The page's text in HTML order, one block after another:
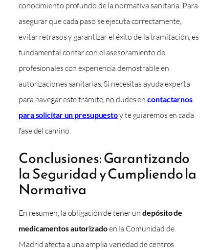
conocimiento profundo de la normativa sanitaria. Para
asegurar que cada paso se ejecuta correctamente,
evitar retrasos y garantizar el éxito de la tramitación, es
fundamental contar con el asesoramiento de
profesionales con experiencia demostrable en
autorizaciones sanitarias. Si necesitas ayuda experta
para navegar este trámite, no dudes encontactarnos
para solicitar un presupuestoy te guiaremos en cada
fase del camino.
Conclusiones: Garantizando
la Seguridad y Cumpliendo la
Normativa
En resumen, la obligación de tener undepósito de
medicamentos autorizadoen la Comunidad de
Madrid afecta a una amplia variedad de centros